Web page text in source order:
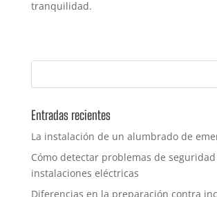
tranquilidad.
Entradas recientes
La instalación de un alumbrado de
Cómo detectar problemas de
instalaciones eléctricas
Diferencias en la preparación contra